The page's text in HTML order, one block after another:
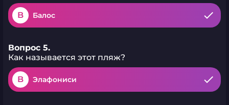
B Балос
Вопрос 5.
Как называется этот пляж?
B Элафониси